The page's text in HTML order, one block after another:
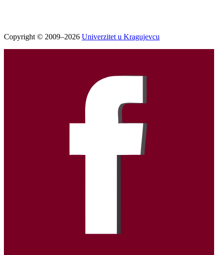
Copyright © 2009–2026 Univerzitet u Kragujevcu